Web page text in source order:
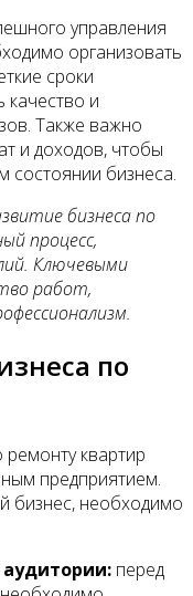
управления
организовать
сроки
качество и
Также важно
и доходов, чтобы
состоянии бизнеса.
бизнеса по
процесс,
Ключевыми
работ,
по
квартир
предприятием.
бизнес, необходимо
перед